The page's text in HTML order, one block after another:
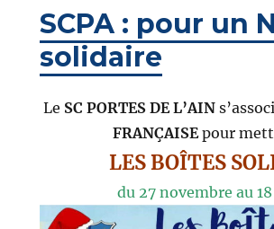
SCPA : pour un
solidaire
Le SC PORTES DE L’AIN
FRANÇAISEpour
LES BOÎTES
du 27 novembre au